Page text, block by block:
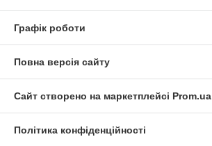
Графік роботи
Повна версія сайту
Сайт створено на маркетплейсі Prom.ua
Політика конфіденційності